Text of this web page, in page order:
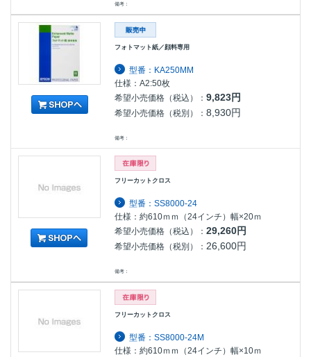
備考：
フォトマット紙／顔料専用
型番：KA250MM
仕様：A2:50枚
希望小売価格（税込）：9,823円
希望小売価格（税別）：8,930円
備考：
フリーカットクロス
型番：SS8000-24
仕様：約610ｍｍ（24インチ）幅×20ｍ
希望小売価格（税込）： 29,260円
希望小売価格（税別）： 26,600円
備考：
フリーカットクロス
型番：SS8000-24M
仕様：約610ｍｍ（24インチ）幅×10ｍ